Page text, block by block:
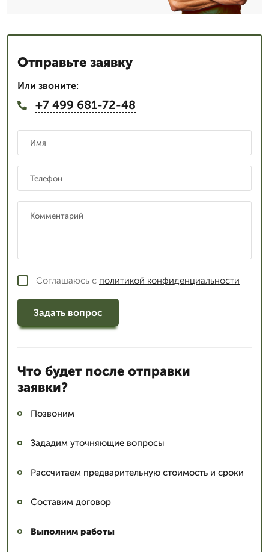
Отправьте заявку
Или звоните:
+7 499 681-72-48
Соглашаюсь с политикой конфиденциальности
Задать вопрос
Что будет после отправки
заявки?
Позвоним
Зададим уточняющие вопросы
Рассчитаем предварительную стоимость и сроки
Составим договор
Выполним работы